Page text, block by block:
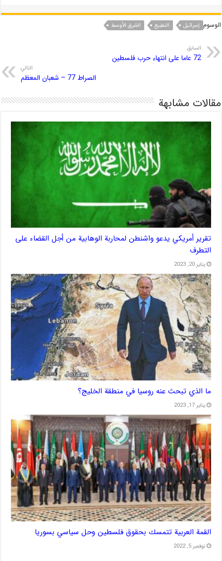
الوسوم إسرائیل التطبیع الشرق الأوسط
السابق
72 عاما على انتهاء حرب فلسطين
التالي
الصراط 77 – شعبان المعظم
مقالات مشابهة
تقرير أمريكي يدعو واشنطن لمحاربة الوهابية من أجل القضاء على
التطرف
يناير 20, 2023
ما الذي تبحث عنه روسيا في منطقة الخليج؟
يناير 17, 2023
القمة العربية تتمسك بحقوق فلسطين وحل سياسي بسوريا
نوفمبر 5, 2022